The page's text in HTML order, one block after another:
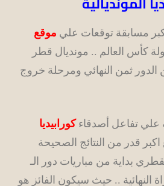
مسابقة توقعات علي موقع
كأس العالم .. مونديال قطر
من الدور ثمن النهائي ومرحلة خروج
علي تفاعل أصدقاءكورابيديا
قدر من النتائج الصحيحة
بداية من مباريات دور الـ
النهائية .. حيث سيكون الفائز هو